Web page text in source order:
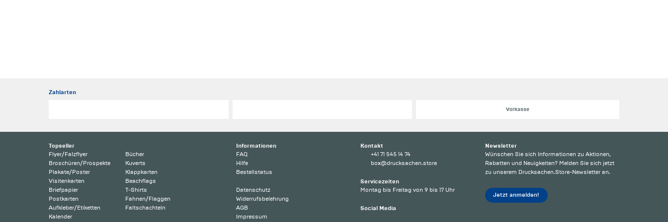
Zahlarten
Vorkasse
Topseller
Flyer/Falzflyer
Broschüren/Prospekte
Plakate/Poster
Visitenkarten
Briefpapier
Postkarten
Aufkleber/Etiketten
Kalender
Bücher
Kuverts
Klappkarten
Beachflags
T-Shirts
Fahnen/Flaggen
Faltschachteln
Informationen
FAQ
Hilfe
Bestellstatus
Datenschutz
Widerrufsbelehrung
AGB
Impressum
Kontakt
+41 71 545 14 74
box@drucksachen.store
Servicezeiten
Montag bis Freitag von 9 bis 17 Uhr
Social Media
Newsletter
Wünschen Sie sich Informationen zu Aktionen,
Rabatten und Neuigkeiten? Melden Sie sich jetzt
zu unserem Drucksachen.Store-Newsletter an.
Jetzt anmelden!